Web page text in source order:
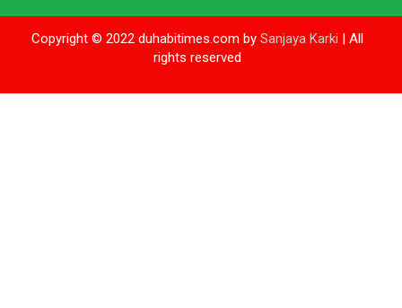
Copyright © 2022 duhabitimes.com by Sanjaya Karki | All
rights reserved